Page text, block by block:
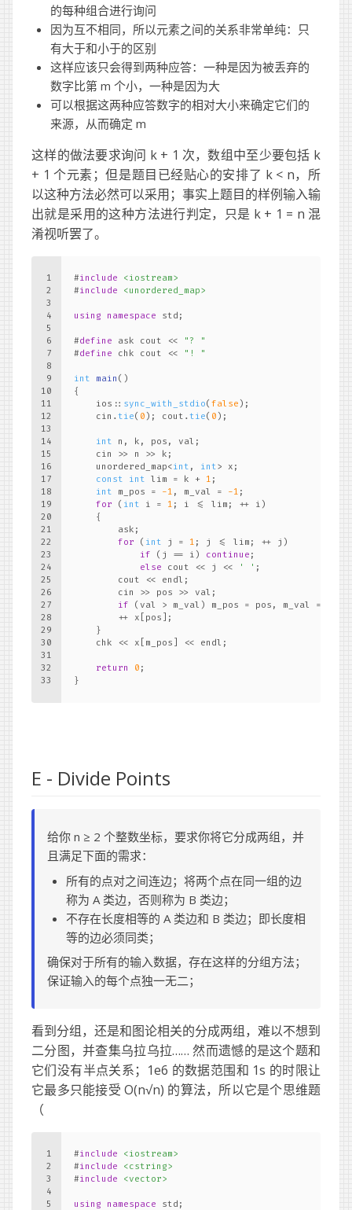
的每种组合进行询问
因为互不相同，所以元素之间的关系非常单纯：只
有大于和小于的区别
这样应该只会得到两种应答：一种是因为被丢弃的
数字比第 m 个小，一种是因为大
可以根据这两种应答数字的相对大小来确定它们的
来源，从而确定 m
这样的做法要求询问 k + 1 次，数组中至少要包括 k
+ 1 个元素；但是题目已经贴心的安排了 k < n，所
以这种方法必然可以采用；事实上题目的样例输入输
出就是采用的这种方法进行判定，只是 k + 1 = n 混
淆视听罢了。
1
2
3
4
5
6
7
8
9
10
11
12
13
14
15
16
17
18
19
20
21
22
23
24
25
26
27
28
29
30
31
32
33
#include <iostream>
#include <unordered_map>
using namespace std;
#define ask cout <<
"? "
#define chk cout << "! "
int main ()
{
    ios::
sync_with_stdio( false );
    cin.
tie( 0 ); cout.tie( 0 );
int n, k, pos, val;
    cin >> n >> k;
    unordered_map<
int , int> x;
const int lim = k + 1 ;
int m_pos = -1 , m_val = -1 ;
for ( int i = 1 ; i <= lim; ++ i)
    {
        ask;
for ( int j = 1 ; j <= lim; ++ j)
if (j == i) continue ;
else cout << j << ' ' ;
        cout << endl;
        cin >> pos >> val;
if (val > m_val) m_pos = pos, m_val = val;
        ++ x[pos];
    }
    chk << x[m_pos] << endl;
return 0 ;
}
E - Divide Points
给你 n ≥ 2 个整数坐标，要求你将它分成两组，并
且满足下面的需求：
所有的点对之间连边；将两个点在同一组的边
称为 A 类边，否则称为 B 类边；
不存在长度相等的 A 类边和 B 类边；即长度相
等的边必须同类；
确保对于所有的输入数据，存在这样的分组方法；
保证输入的每个点独一无二；
看到分组，还是和图论相关的分成两组，难以不想到
二分图，并查集乌拉乌拉…… 然而遗憾的是这个题和
它们没有半点关系；1e6 的数据范围和 1s 的时限让
它最多只能接受 O(n√n) 的算法，所以它是个思维题
（
1
2
3
4
5
#include <iostream>
#include <cstring>
#include <vector>
using namespace std;